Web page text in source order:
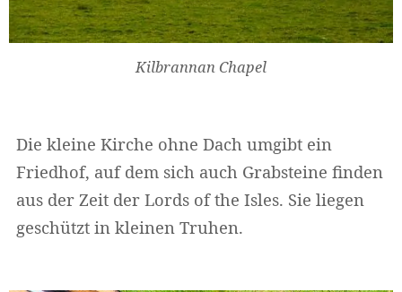
Kilbrannan Chapel
Die kleine Kirche ohne Dach umgibt ein
Friedhof, auf dem sich auch Grabsteine finden
aus der Zeit der Lords of the Isles. Sie liegen
geschützt in kleinen Truhen.